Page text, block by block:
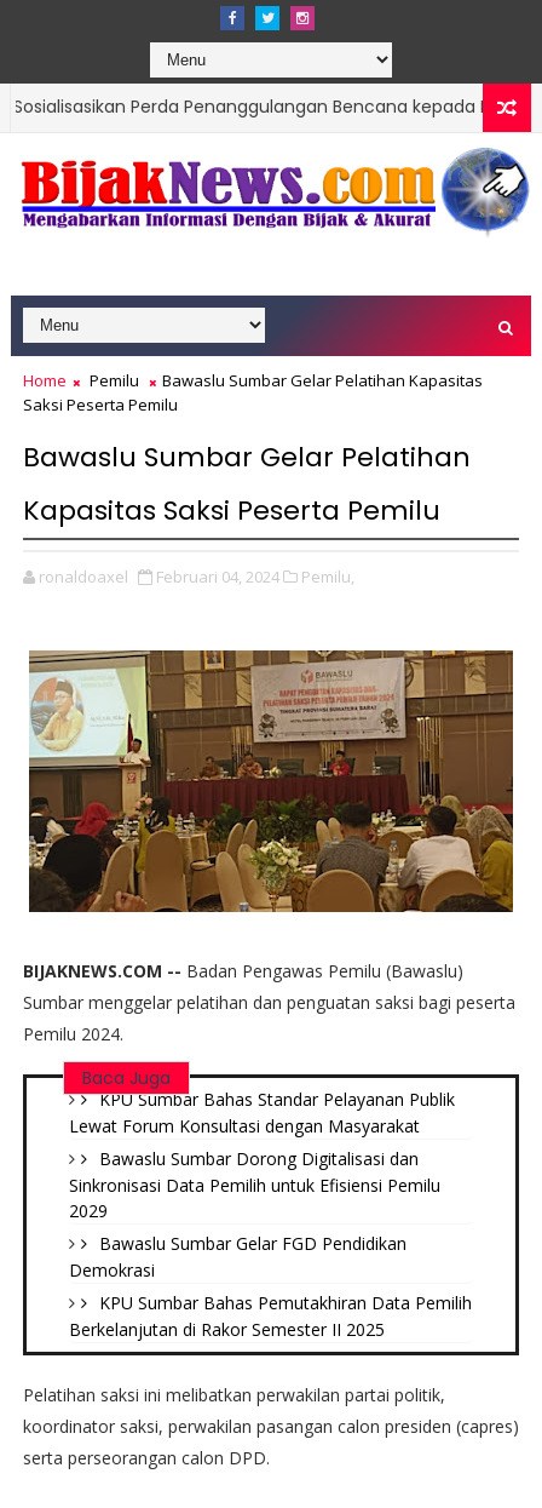
Perda Penanggulangan Bencana kepada Masyarakat
Home Pemilu
Bawaslu Sumbar Gelar Pelatihan Kapasitas
Saksi Peserta Pemilu
Bawaslu Sumbar Gelar Pelatihan
Kapasitas Saksi Peserta Pemilu
ronaldoaxel Februari 04, 2024 Pemilu,
BIJAKNEWS.COM -- Badan Pengawas Pemilu (Bawaslu)
Sumbar menggelar pelatihan dan penguatan saksi bagi peserta
Pemilu 2024.
Baca Juga
KPU Sumbar Bahas Standar Pelayanan Publik
Lewat Forum Konsultasi dengan Masyarakat
Bawaslu Sumbar Dorong Digitalisasi dan
Sinkronisasi Data Pemilih untuk Efisiensi Pemilu
2029
Bawaslu Sumbar Gelar FGD Pendidikan
Demokrasi
KPU Sumbar Bahas Pemutakhiran Data Pemilih
Berkelanjutan di Rakor Semester II 2025
Pelatihan saksi ini melibatkan perwakilan partai politik,
koordinator saksi, perwakilan pasangan calon presiden (capres)
serta perseorangan calon DPD.